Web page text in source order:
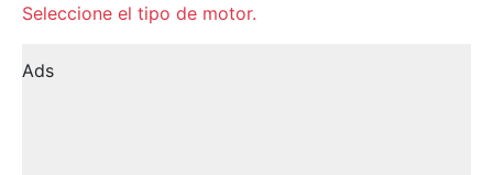
Seleccione el tipo de motor.
Ads